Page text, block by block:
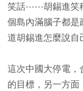
笑話⋯⋯胡錫進笑
個島內滿腦子都
道胡錫進怎麼說自
這次中國大停電，
的目標，另一方